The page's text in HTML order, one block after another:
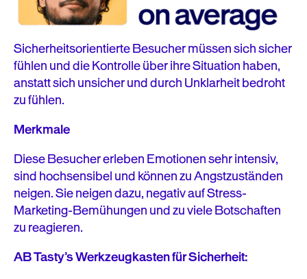
Sicherheitsorientierte Besucher müssen sich sicher
fühlen und die Kontrolle über ihre Situation haben,
anstatt sich unsicher und durch Unklarheit bedroht
zu fühlen.
Merkmale
Diese Besucher erleben Emotionen sehr intensiv,
sind hochsensibel und können zu Angstzuständen
neigen. Sie neigen dazu, negativ auf Stress-
Marketing-Bemühungen und zu viele Botschaften
zu reagieren.
AB Tasty’s Werkzeugkasten für Sicherheit: